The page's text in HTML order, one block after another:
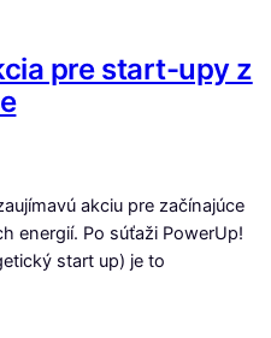
pre start-upy z
akciu pre začínajúce
energií. Po súťaži PowerUp!
start up) je to